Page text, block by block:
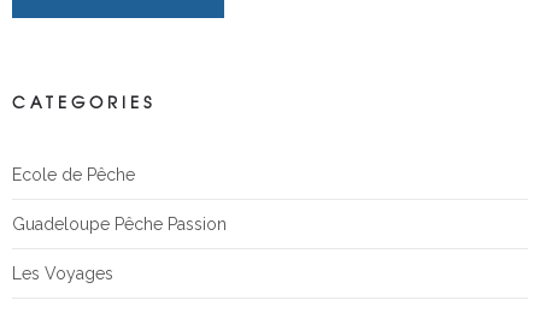
CATEGORIES
Ecole de Pêche
Guadeloupe Pêche Passion
Les Voyages